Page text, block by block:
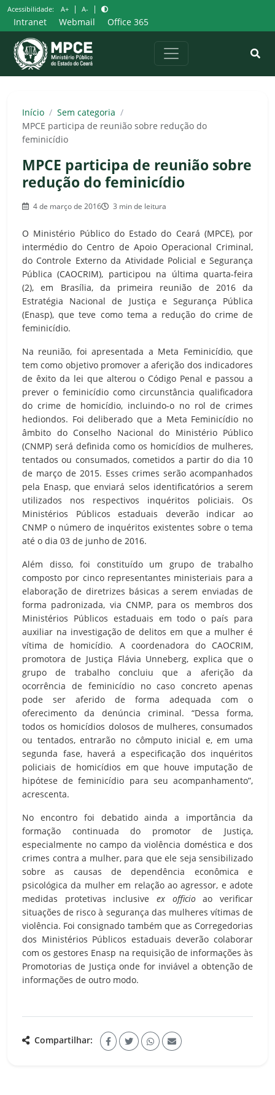
Pular
para
o
conteúdo
Acessibilidade: A+ | A- |
Intranet Webmail Office 365
Início / Sem categoria /
MPCE participa de reunião sobre redução do
feminicídio
MPCE participa de reunião sobre
redução do feminicídio
4 de março de 2016 3 min de leitura
O Ministério Público do Estado do Ceará (MPCE), por
intermédio do Centro de Apoio Operacional Criminal,
do Controle Externo da Atividade Policial e Segurança
Pública (CAOCRIM), participou na última quarta-feira
(2), em Brasília, da primeira reunião de 2016 da
Estratégia Nacional de Justiça e Segurança Pública
(Enasp), que teve como tema a redução do crime de
feminicídio.
Na reunião, foi apresentada a Meta Feminicídio, que
tem como objetivo promover a aferição dos indicadores
de êxito da lei que alterou o Código Penal e passou a
prever o feminicídio como circunstância qualificadora
do crime de homicídio, incluindo-o no rol de crimes
hediondos. Foi deliberado que a Meta Feminicídio no
âmbito do Conselho Nacional do Ministério Público
(CNMP) será definida como os homicídios de mulheres,
tentados ou consumados, cometidos a partir do dia 10
de março de 2015. Esses crimes serão acompanhados
pela Enasp, que enviará selos identificatórios a serem
utilizados nos respectivos inquéritos policiais. Os
Ministérios Públicos estaduais deverão indicar ao
CNMP o número de inquéritos existentes sobre o tema
até o dia 03 de junho de 2016.
Além disso, foi constituído um grupo de trabalho
composto por cinco representantes ministeriais para a
elaboração de diretrizes básicas a serem enviadas de
forma padronizada, via CNMP, para os membros dos
Ministérios Públicos estaduais em todo o país para
auxiliar na investigação de delitos em que a mulher é
vítima de homicídio. A coordenadora do CAOCRIM,
promotora de Justiça Flávia Unneberg, explica que o
grupo de trabalho concluiu que a aferição da
ocorrência de feminicídio no caso concreto apenas
pode ser aferido de forma adequada com o
oferecimento da denúncia criminal. “Dessa forma,
todos os homicídios dolosos de mulheres, consumados
ou tentados, entrarão no cômputo inicial e, em uma
segunda fase, haverá a especificação dos inquéritos
policiais de homicídios em que houve imputação de
hipótese de feminicídio para seu acompanhamento”,
acrescenta.
No encontro foi debatido ainda a importância da
formação continuada do promotor de Justiça,
especialmente no campo da violência doméstica e dos
crimes contra a mulher, para que ele seja sensibilizado
sobre as causas de dependência econômica e
psicológica da mulher em relação ao agressor, e adote
medidas protetivas inclusive ex officioao verificar
situações de risco à segurança das mulheres vítimas de
violência. Foi consignado também que as Corregedorias
dos Ministérios Públicos estaduais deverão colaborar
com os gestores Enasp na requisição de informações às
Promotorias de Justiça onde for inviável a obtenção de
informações de outro modo.
Compartilhar: